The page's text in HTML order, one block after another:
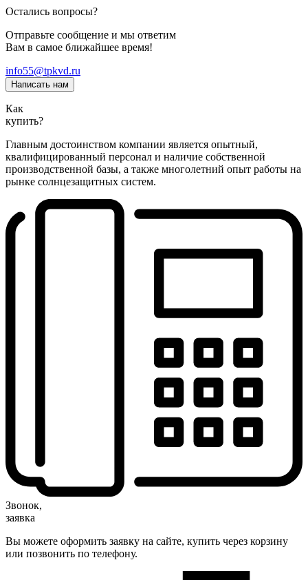
Остались вопросы?
Отправьте сообщение и мы ответим
Вам в самое ближайшее время!
info55@tpkvd.ru
Написать нам
Как
купить?
Главным достоинством компании является опытный,
квалифицированный персонал и наличие собственной
производственной базы, а также многолетний опыт работы на
рынке солнцезащитных систем.
Звонок,
заявка
Вы можете оформить заявку на сайте, купить через корзину
или позвонить по телефону.